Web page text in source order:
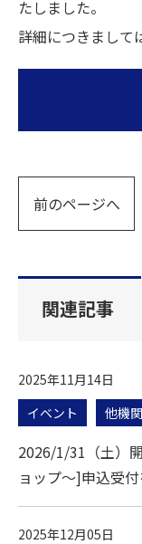
たしました。
詳細につきまして
前のページへ
関連記事
2025年11月14日
イベント
他機
2026/1/31（土）
ョップ～]申込受付
2025年12月05日